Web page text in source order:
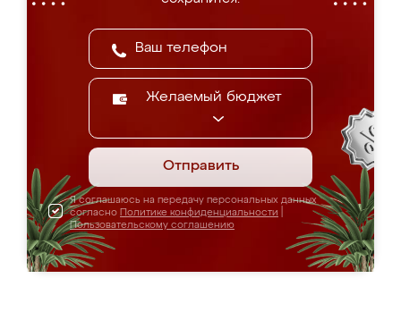
Желаемый бюджет
Отправить
Я соглашаюсь на передачу персональных данных
согласно Политике конфиденциальности
Пользовательскому соглашению